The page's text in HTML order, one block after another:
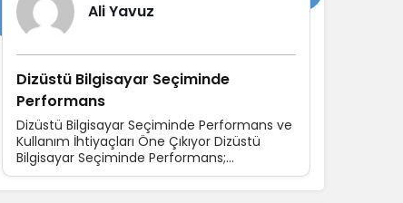
Ali Yavuz
Dizüstü Bilgisayar Seçiminde
Performans
Dizüstü Bilgisayar Seçiminde Performans ve
Kullanım İhtiyaçları Öne Çıkıyor Dizüstü
Bilgisayar Seçiminde Performans;
Teknolojinin günlük yaşamın...